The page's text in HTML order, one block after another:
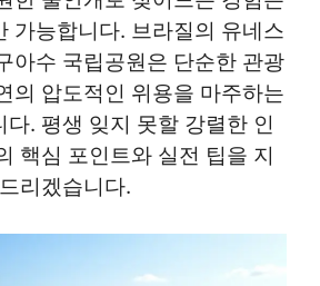
가능합니다. 브라질의 유네스
아수 국립공원은 단순한 관광
의 압도적인 위용을 마주하는
다. 평생 잊지 못할 강렬한 인
핵심 포인트와 실전 팁을 지
리겠습니다.